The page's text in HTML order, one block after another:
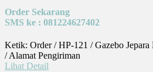
Order Sekarang
SMS ke : 081224627402
Ketik: Order / HP-121 / Gazebo
/ Alamat Pengiriman
Lihat Detail